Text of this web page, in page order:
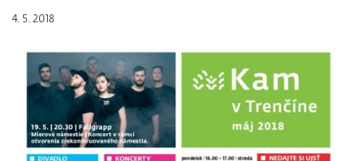
4. 5. 2018